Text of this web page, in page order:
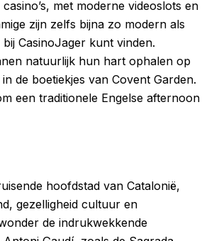
met moderne videoslots en
zijn zelfs bijna zo modern als
bij CasinoJager kunt vinden.
natuurlijk hun hart ophalen op
de boetiekjes van Covent Garden.
een traditionele Engelse afternoon
hoofdstad van Catalonië,
gezelligheid cultuur en
de indrukwekkende